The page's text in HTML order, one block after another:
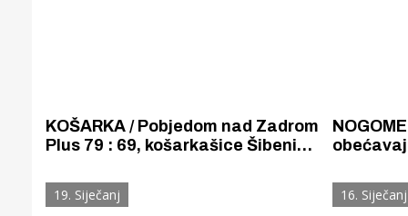
KOŠARKA / Pobjedom nad Zadrom
Plus 79 : 69, košarkašice Šibenika
kandidaturu za play off
manje
Slaven
19. Siječanj 16. Siječanj
Otkrijte
edukativnom kampusu